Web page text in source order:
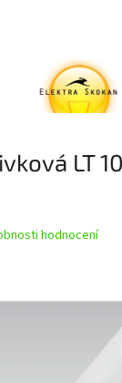
LT
hodnocení